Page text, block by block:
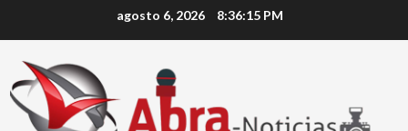
agosto 6, 2026 8:36:15 PM